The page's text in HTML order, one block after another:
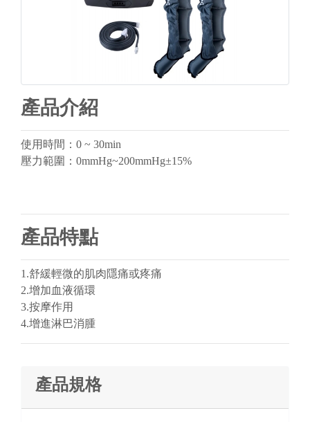
產品介紹
使用時間：0 ~ 30min
壓力範圍：0mmHg~200mmHg±15%
產品特點
1.舒緩輕微的肌肉隱痛或疼痛
2.增加血液循環
3.按摩作用
4.增進淋巴消腫
產品規格